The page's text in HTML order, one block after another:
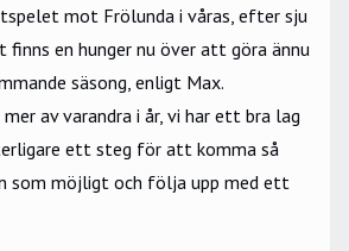
mot Frölunda i våras, efter sju
en hunger nu över att göra ännu
säsong, enligt Max.
av varandra i år, vi har ett bra lag
ett steg för att komma så
som möjligt och följa upp med ett